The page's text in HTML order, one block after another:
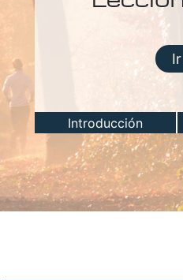
Ir
Introducción